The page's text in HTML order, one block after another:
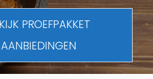
PROEFPAKKET
AANBIEDINGEN